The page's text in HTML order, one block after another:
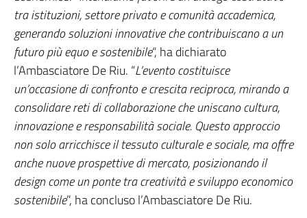
tra istituzioni, settore privato e comunità accademica,
generando soluzioni innovative che contribuiscano a un
futuro più equo e sostenibile“, ha dichiarato
l’Ambasciatore De Riu. “L’evento costituisce
un’occasione di confronto e crescita reciproca, mirando a
consolidare reti di collaborazione che uniscano cultura,
innovazione e responsabilità sociale. Questo approccio
non solo arricchisce il tessuto culturale e sociale, ma offre
anche nuove prospettive di mercato, posizionando il
design come un ponte tra creatività e sviluppo economico
sostenibile”, ha concluso l’Ambasciatore De Riu.